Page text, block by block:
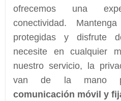
ofrecemos una
conectividad.
protegidas y disfrute
necesite en cualquier
nuestro servicio, la
van de la mano
comunicación móvil y